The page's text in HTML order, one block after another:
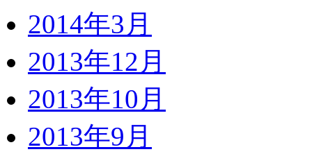
2014年3月
2013年12月
2013年10月
2013年9月